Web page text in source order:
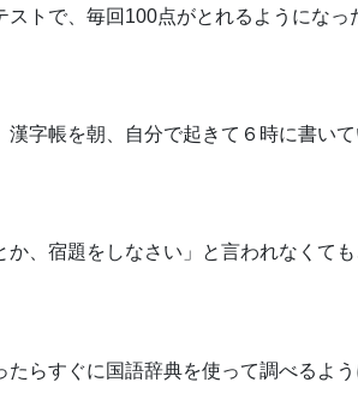
ストで、毎回100点がとれるようになっ
漢字帳を朝、自分で起きて６時に書いて
か、宿題をしなさい」と言われなくて
たらすぐに国語辞典を使って調べるよう